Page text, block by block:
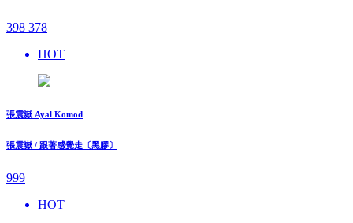
398 378
HOT
張震嶽 Ayal Komod
張震嶽 / 跟著感覺走〔黑膠〕
999
HOT